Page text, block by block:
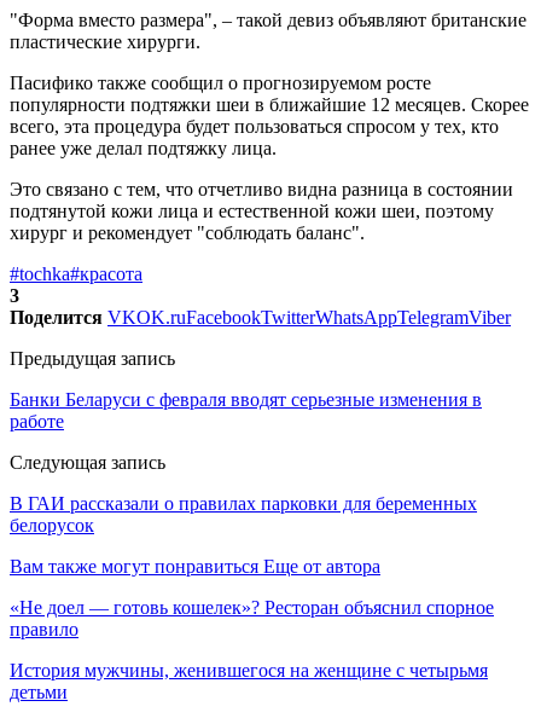
"Форма вместо размера", – такой девиз объявляют британские
пластические хирурги.
Пасифико также сообщил о прогнозируемом росте
популярности подтяжки шеи в ближайшие 12 месяцев. Скорее
всего, эта процедура будет пользоваться спросом у тех, кто
ранее уже делал подтяжку лица.
Это связано с тем, что отчетливо видна разница в состоянии
подтянутой кожи лица и естественной кожи шеи, поэтому
хирург и рекомендует "соблюдать баланс".
#tochka#красота
3
Поделится VKOK.ruFacebookTwitterWhatsAppTelegramViber
Предыдущая запись
Банки Беларуси с февраля вводят серьезные изменения в
работе
Следующая запись
В ГАИ рассказали о правилах парковки для беременных
белорусок
Вам также могут понравиться Еще от автора
«Не доел — готовь кошелек»? Ресторан объяснил спорное
правило
История мужчины, женившегося на женщине с четырьмя
детьми